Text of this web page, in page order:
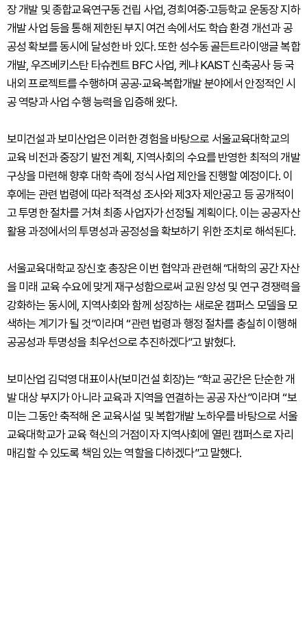
장 개발 및 종합교육연구동 건립 사업, 경희여중·고등학교 운동장 지하
개발 사업 등을 통해 제한된 부지 여건 속에서도 학습 환경 개선과 공
공성 확보를 동시에 달성한 바 있다. 또한 성수동 골든트라이앵글 복합
개발, 우즈베키스탄 타슈켄트 BFC 사업, 케냐 KAIST 신축공사 등 국
내외 프로젝트를 수행하며 공공·교육·복합개발 분야에서 안정적인 시
공 역량과 사업 수행 능력을 입증해 왔다.
보미건설과 보미산업은 이러한 경험을 바탕으로 서울교육대학교의
교육 비전과 중장기 발전 계획, 지역사회의 수요를 반영한 최적의 개발
구상을 마련해 향후 대학 측에 정식 사업 제안을 진행할 예정이다. 이
후에는 관련 법령에 따라 적격성 조사와 제3자 제안공고 등 공개적이
고 투명한 절차를 거쳐 최종 사업자가 선정될 계획이다. 이는 공공자산
활용 과정에서의 투명성과 공정성을 확보하기 위한 조치로 해석된다.
서울교육대학교 장신호 총장은 이번 협약과 관련해 “대학의 공간 자산
을 미래 교육 수요에 맞게 재구성함으로써 교원 양성 및 연구 경쟁력을
강화하는 동시에, 지역사회와 함께 성장하는 새로운 캠퍼스 모델을 모
색하는 계기가 될 것”이라며 “관련 법령과 행정 절차를 충실히 이행해
공공성과 투명성을 최우선으로 추진하겠다”고 밝혔다.
보미산업 김덕영 대표이사(보미건설 회장)는 “학교 공간은 단순한 개
발 대상 부지가 아니라 교육과 지역을 연결하는 공공 자산”이라며 “보
미는 그동안 축적해 온 교육시설 및 복합개발 노하우를 바탕으로 서울
교육대학교가 교육 혁신의 거점이자 지역사회에 열린 캠퍼스로 자리
매김할 수 있도록 책임 있는 역할을 다하겠다”고 말했다.